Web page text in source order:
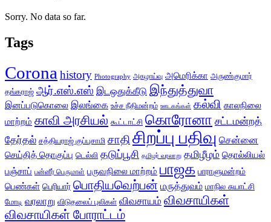
Sorry. No data so far.
Tags
Corona history Photography அகழாய்வு அமெரிக்கா அருண்குமார்
தங்கராஜ் ஆர்.எஸ்.எஸ் இடஒதுக்கீடு இந்துத்துவா
இனப்படுகொலை இலங்கை உச்ச நீதிமன்றம் ஊடகங்கள் கல்வி காலநிலை
மாற்றம் காவி அரசியல் கூட்டாட்சி கொரோனா சட்டமன்றத்
தேர்தல் சத்தியராஜ் குப்புசாமி சாதிசிறப்பு பதிவு சென்னை
செய்தித் தொகுப்பு டெல்லி தடுப்பூசி தமிழர் வரலாறு தமிழீழம் தொல்லியல்
பஞ்சாப் பன்னீர் பெருமாள் பருவநிலை மாற்றம் பாஜக பாராளுமன்றம்
பெண்கள் பெரியார் பொதியவெற்பன் மருத்துவம் மாநில சுயாட்சி
மோடி வரலாறு விடுதலைப் புலிகள் விவசாயம் விவசாயிகள்
விவசாயிகள் போராட்டம்